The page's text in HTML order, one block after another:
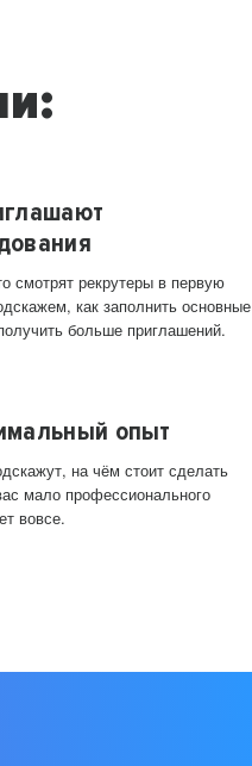
смотрят рекрутеры в первую
как заполнить основные
больше приглашений.
опыт
на чём стоит сделать
мало профессионального
вовсе.